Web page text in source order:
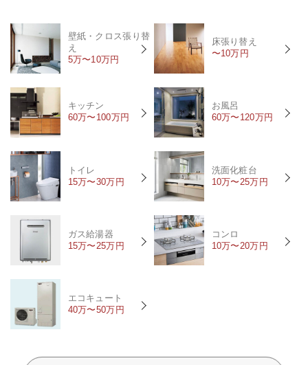
壁紙・クロス張り替
え
5万〜10万円
床張り替え
〜10万円
キッチン
60万〜100万円
お風呂
60万〜120万円
トイレ
15万〜30万円
洗面化粧台
10万〜25万円
ガス給湯器
15万〜25万円
コンロ
10万〜20万円
エコキュート
40万〜50万円